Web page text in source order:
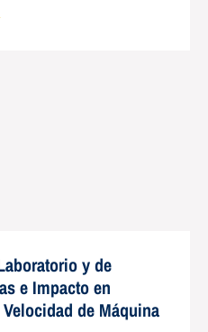
y de
e Impacto en
de Máquina